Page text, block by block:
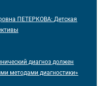
ПЕТЕРКОВА: Детская
диагноз должен
методами диагностики»